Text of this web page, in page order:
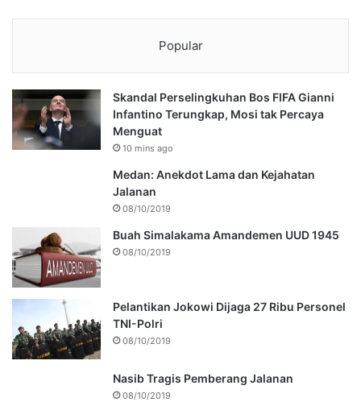
Popular
Skandal Perselingkuhan Bos FIFA Gianni
Infantino Terungkap, Mosi tak Percaya
Menguat
10 mins ago
Medan: Anekdot Lama dan Kejahatan
Jalanan
08/10/2019
Buah Simalakama Amandemen UUD 1945
08/10/2019
Pelantikan Jokowi Dijaga 27 Ribu Personel
TNI-Polri
08/10/2019
Nasib Tragis Pemberang Jalanan
08/10/2019